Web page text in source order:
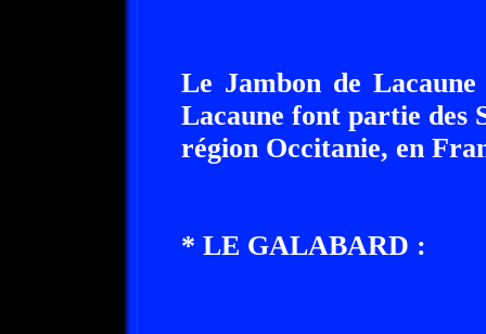
Le Jambon de Lacaune
Lacaune font partie des
région Occitanie, en
* LE GALABARD :